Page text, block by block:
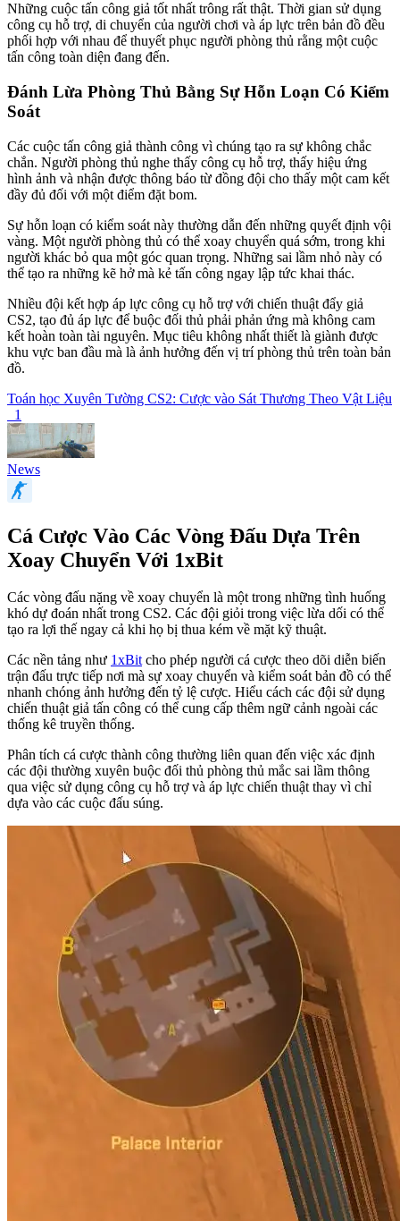
Những cuộc tấn công giả tốt nhất trông rất thật. Thời gian sử dụng
công cụ hỗ trợ, di chuyển của người chơi và áp lực trên bản đồ đều
phối hợp với nhau để thuyết phục người phòng thủ rằng một cuộc
tấn công toàn diện đang đến.
Đánh Lừa Phòng Thủ Bằng Sự Hỗn Loạn Có Kiểm
Soát
Các cuộc tấn công giả thành công vì chúng tạo ra sự không chắc
chắn. Người phòng thủ nghe thấy công cụ hỗ trợ, thấy hiệu ứng
hình ảnh và nhận được thông báo từ đồng đội cho thấy một cam kết
đầy đủ đối với một điểm đặt bom.
Sự hỗn loạn có kiểm soát này thường dẫn đến những quyết định vội
vàng. Một người phòng thủ có thể xoay chuyển quá sớm, trong khi
người khác bỏ qua một góc quan trọng. Những sai lầm nhỏ này có
thể tạo ra những kẽ hở mà kẻ tấn công ngay lập tức khai thác.
Nhiều đội kết hợp áp lực công cụ hỗ trợ với chiến thuật đẩy giả
CS2, tạo đủ áp lực để buộc đối thủ phải phản ứng mà không cam
kết hoàn toàn tài nguyên. Mục tiêu không nhất thiết là giành được
khu vực ban đầu mà là ảnh hưởng đến vị trí phòng thủ trên toàn bản
đồ.
Toán học Xuyên Tường CS2: Cược vào Sát Thương Theo Vật Liệu
1
News
Cá Cược Vào Các Vòng Đấu Dựa Trên
Xoay Chuyển Với 1xBit
Các vòng đấu nặng về xoay chuyển là một trong những tình huống
khó dự đoán nhất trong CS2. Các đội giỏi trong việc lừa dối có thể
tạo ra lợi thế ngay cả khi họ bị thua kém về mặt kỹ thuật.
Các nền tảng như 1xBitcho phép người cá cược theo dõi diễn biến
trận đấu trực tiếp nơi mà sự xoay chuyển và kiểm soát bản đồ có thể
nhanh chóng ảnh hưởng đến tỷ lệ cược. Hiểu cách các đội sử dụng
chiến thuật giả tấn công có thể cung cấp thêm ngữ cảnh ngoài các
thống kê truyền thống.
Phân tích cá cược thành công thường liên quan đến việc xác định
các đội thường xuyên buộc đối thủ phòng thủ mắc sai lầm thông
qua việc sử dụng công cụ hỗ trợ và áp lực chiến thuật thay vì chỉ
dựa vào các cuộc đấu súng.